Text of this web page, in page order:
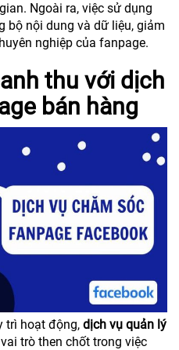
Ngoài ra, việc sử dụng
bộ nội dung và dữ liệu, giảm
nghiệp của fanpage.
thu với dịch
bán hàng
trì hoạt động, dịch vụ quản lý
trò then chốt trong việc